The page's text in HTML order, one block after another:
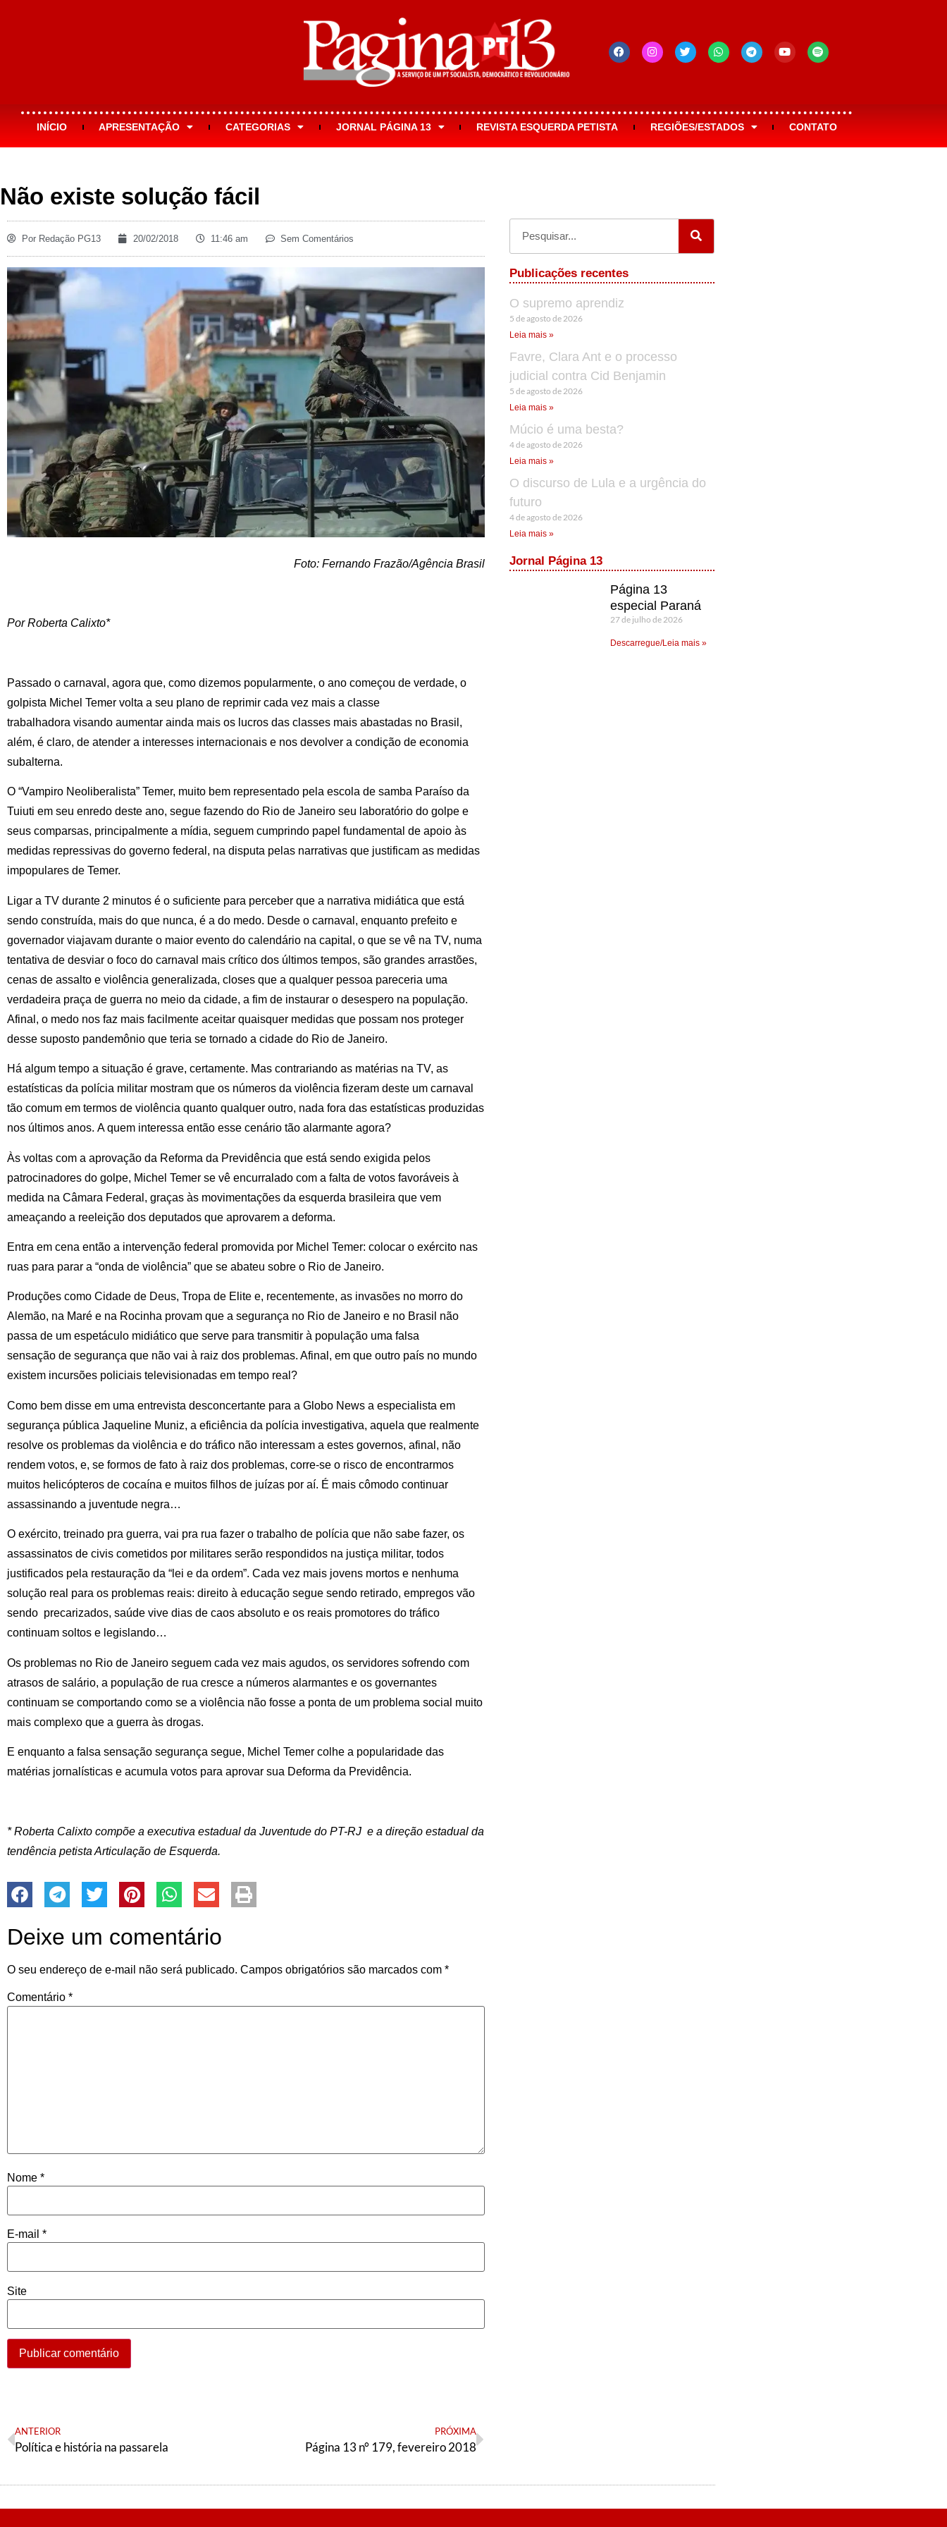
INÍCIO APRESENTAÇÃO CATEGORIAS JORNAL PÁGINA 13 REVISTA ESQUERDA PETISTA REGIÕES/ESTADOS CONTATO
Não existe solução fácil
Por Redação PG13 20/02/2018 11:46 am Sem Comentários
Foto: Fernando Frazão/Agência Brasil
Por Roberta Calixto*
Passado o carnaval, agora que, como dizemos popularmente, o ano começou de verdade, o
golpista Michel Temer volta a seu plano de reprimir cada vez mais a classe
trabalhadora visando aumentar ainda mais os lucros das classes mais abastadas no Brasil,
além, é claro, de atender a interesses internacionais e nos devolver a condição de economia
subalterna.
O “Vampiro Neoliberalista” Temer, muito bem representado pela escola de samba Paraíso da
Tuiuti em seu enredo deste ano, segue fazendo do Rio de Janeiro seu laboratório do golpe e
seus comparsas, principalmente a mídia, seguem cumprindo papel fundamental de apoio às
medidas repressivas do governo federal, na disputa pelas narrativas que justificam as medidas
impopulares de Temer.
Ligar a TV durante 2 minutos é o suficiente para perceber que a narrativa midiática que está
sendo construída, mais do que nunca, é a do medo. Desde o carnaval, enquanto prefeito e
governador viajavam durante o maior evento do calendário na capital, o que se vê na TV, numa
tentativa de desviar o foco do carnaval mais crítico dos últimos tempos, são grandes arrastões,
cenas de assalto e violência generalizada, closes que a qualquer pessoa pareceria uma
verdadeira praça de guerra no meio da cidade, a fim de instaurar o desespero na população.
Afinal, o medo nos faz mais facilmente aceitar quaisquer medidas que possam nos proteger
desse suposto pandemônio que teria se tornado a cidade do Rio de Janeiro.
Há algum tempo a situação é grave, certamente. Mas contrariando as matérias na TV, as
estatísticas da polícia militar mostram que os números da violência fizeram deste um carnaval
tão comum em termos de violência quanto qualquer outro, nada fora das estatísticas produzidas
nos últimos anos. A quem interessa então esse cenário tão alarmante agora?
Às voltas com a aprovação da Reforma da Previdência que está sendo exigida pelos
patrocinadores do golpe, Michel Temer se vê encurralado com a falta de votos favoráveis à
medida na Câmara Federal, graças às movimentações da esquerda brasileira que vem
ameaçando a reeleição dos deputados que aprovarem a deforma.
Entra em cena então a intervenção federal promovida por Michel Temer: colocar o exército nas
ruas para parar a “onda de violência” que se abateu sobre o Rio de Janeiro.
Produções como Cidade de Deus, Tropa de Elite e, recentemente, as invasões no morro do
Alemão, na Maré e na Rocinha provam que a segurança no Rio de Janeiro e no Brasil não
passa de um espetáculo midiático que serve para transmitir à população uma falsa
sensação de segurança que não vai à raiz dos problemas. Afinal, em que outro país no mundo
existem incursões policiais televisionadas em tempo real?
Como bem disse em uma entrevista desconcertante para a Globo News a especialista em
segurança pública Jaqueline Muniz, a eficiência da polícia investigativa, aquela que realmente
resolve os problemas da violência e do tráfico não interessam a estes governos, afinal, não
rendem votos, e, se formos de fato à raiz dos problemas, corre-se o risco de encontrarmos
muitos helicópteros de cocaína e muitos filhos de juízas por aí. É mais cômodo continuar
assassinando a juventude negra…
O exército, treinado pra guerra, vai pra rua fazer o trabalho de polícia que não sabe fazer, os
assassinatos de civis cometidos por militares serão respondidos na justiça militar, todos
justificados pela restauração da “lei e da ordem”. Cada vez mais jovens mortos e nenhuma
solução real para os problemas reais: direito à educação segue sendo retirado, empregos vão
sendo precarizados, saúde vive dias de caos absoluto e os reais promotores do tráfico
continuam soltos e legislando…
Os problemas no Rio de Janeiro seguem cada vez mais agudos, os servidores sofrendo com
atrasos de salário, a população de rua cresce a números alarmantes e os governantes
continuam se comportando como se a violência não fosse a ponta de um problema social muito
mais complexo que a guerra às drogas.
E enquanto a falsa sensação segurança segue, Michel Temer colhe a popularidade das
matérias jornalísticas e acumula votos para aprovar sua Deforma da Previdência.
* Roberta Calixto compõe a executiva estadual da Juventude do PT-RJ e a direção estadual da
tendência petista Articulação de Esquerda.
Deixe um comentário
O seu endereço de e-mail não será publicado. Campos obrigatórios são marcados com *
Comentário *
Nome *
E-mail *
Site
ANTERIOR
Política e história na passarela
PRÓXIMA
Página 13 n° 179, fevereiro 2018
Publicações recentes
O supremo aprendiz
5 de agosto de 2026
Leia mais »
Favre, Clara Ant e o processo
judicial contra Cid Benjamin
5 de agosto de 2026
Leia mais »
Múcio é uma besta?
4 de agosto de 2026
Leia mais »
O discurso de Lula e a urgência do
futuro
4 de agosto de 2026
Leia mais »
Jornal Página 13
Página 13
especial Paraná
27 de julho de 2026
Descarregue/Leia mais »